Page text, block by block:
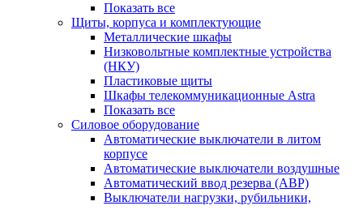
Показать все
Щиты, корпуса и комплектующие
Металлические шкафы
Низковольтные комплектные устройства
(НКУ)
Пластиковые щиты
Шкафы телекоммуникационные Astra
Показать все
Силовое оборудование
Автоматические выключатели в литом
корпусе
Автоматические выключатели воздушные
Автоматический ввод резерва (АВР)
Выключатели нагрузки, рубильники,